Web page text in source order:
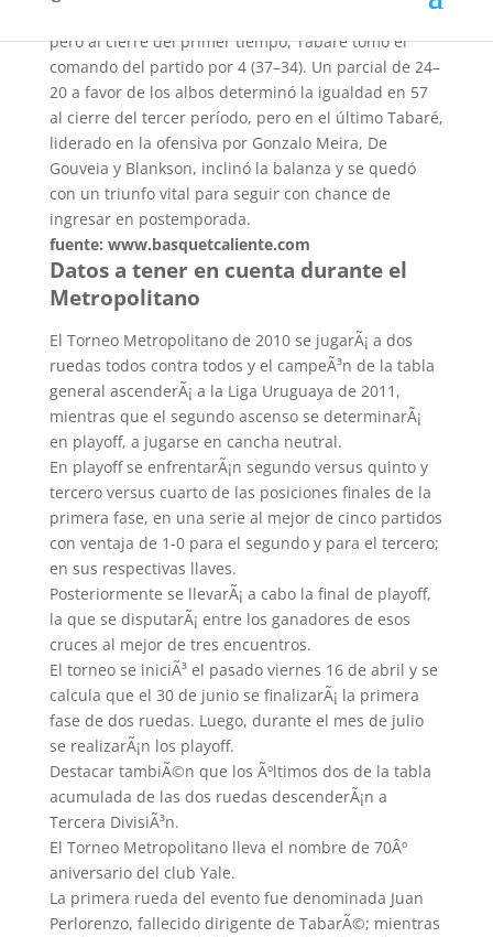
pero al cierre del primer tiempo, Tabaré tomó el
comando del partido por 4 (37–34). Un parcial de 24–
20 a favor de los albos determinó la igualdad en 57
al cierre del tercer período, pero en el último Tabaré,
liderado en la ofensiva por Gonzalo Meira, De
Gouveia y Blankson, inclinó la balanza y se quedó
con un triunfo vital para seguir con chance de
ingresar en postemporada.
fuente: www.basquetcaliente.com
Datos a tener en cuenta durante el
Metropolitano
El Torneo Metropolitano de 2010 se jugarÃ¡ a dos
ruedas todos contra todos y el campeÃ³n de la tabla
general ascenderÃ¡ a la Liga Uruguaya de 2011,
mientras que el segundo ascenso se determinarÃ¡
en playoff, a jugarse en cancha neutral.
En playoff se enfrentarÃ¡n segundo versus quinto y
tercero versus cuarto de las posiciones finales de la
primera fase, en una serie al mejor de cinco partidos
con ventaja de 1-0 para el segundo y para el tercero;
en sus respectivas llaves.
Posteriormente se llevarÃ¡ a cabo la final de playoff,
la que se disputarÃ¡ entre los ganadores de esos
cruces al mejor de tres encuentros.
El torneo se iniciÃ³ el pasado viernes 16 de abril y se
calcula que el 30 de junio se finalizarÃ¡ la primera
fase de dos ruedas. Luego, durante el mes de julio
se realizarÃ¡n los playoff.
Destacar tambiÃ©n que los Ãºltimos dos de la tabla
acumulada de las dos ruedas descenderÃ¡n a
Tercera DivisiÃ³n.
El Torneo Metropolitano lleva el nombre de 70Âº
aniversario del club Yale.
La primera rueda del evento fue denominada Juan
Perlorenzo, fallecido dirigente de TabarÃ©; mientras